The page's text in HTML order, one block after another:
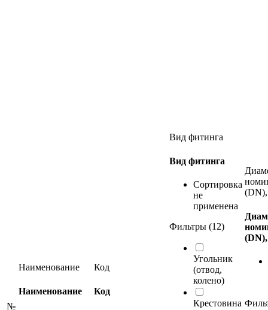
№
Наименование
Наименование
Код
Код
Вид фитинга
Вид фитинга
Сортировка
не
применена
Фильтры (12)
Угольник
(отвод,
колено)
Крестовина